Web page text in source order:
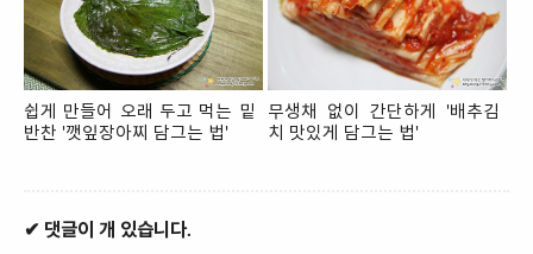
쉽게 만들어 오래 두고 먹는 밑
반찬 '깻잎장아찌 담그는 법'
무생채 없이 간단하게 '배추김
치 맛있게 담그는 법'
✔ 댓글이 개 있습니다.